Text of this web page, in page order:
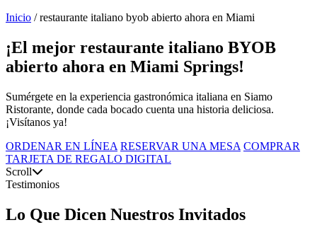
Inicio / restaurante italiano byob abierto ahora en Miami
¡El mejor restaurante italiano BYOB
abierto ahora en Miami Springs!
Sumérgete en la experiencia gastronómica italiana en Siamo
Ristorante, donde cada bocado cuenta una historia deliciosa.
¡Visítanos ya!
ORDENAR EN LÍNEA RESERVAR UNA MESA COMPRAR
TARJETA DE REGALO DIGITAL
Scroll
Testimonios
Lo Que Dicen Nuestros Invitados